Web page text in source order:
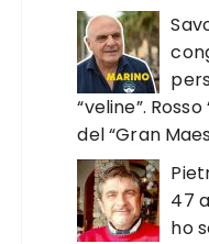
“veline”.
del “Gran
47
ho